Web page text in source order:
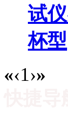
试
杯型
«‹1›»